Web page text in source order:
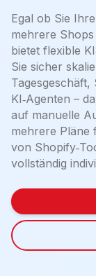
Egal ob Sie
mehrere
bietet flexible
Sie sicher
KI‑Agenten –
auf manuelle
mehrere Pläne
von
vollständig